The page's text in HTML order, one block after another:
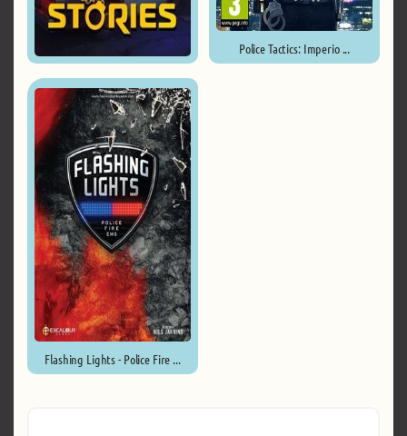
Police Tactics: Imperio ...
Flashing Lights - Police Fire ...